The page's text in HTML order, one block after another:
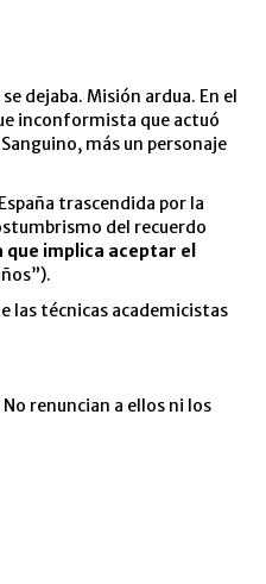
dejaba. Misión ardua. En el
inconformista que actuó
más un personaje
trascendida por la
del recuerdo
implica aceptar el
las técnicas academicistas
renuncian a ellos ni los